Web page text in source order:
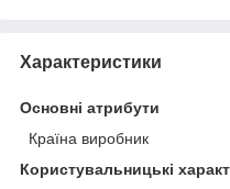
Характеристики
Основні атрибути
Країна виробник
Користувальницькі